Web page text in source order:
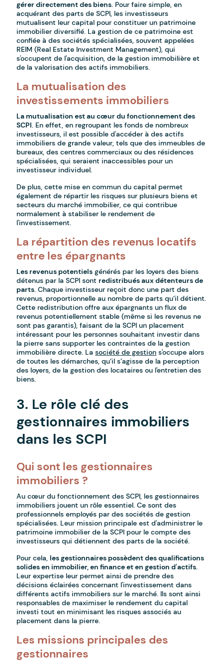
gérer directement des biens. Pour faire simple, en
acquérant des parts de SCPI, les investisseurs
mutualisent leur capital pour constituer un patrimoine
immobilier diversifié. La gestion de ce patrimoine est
confiée à des sociétés spécialisées, souvent appelées
REIM (Real Estate Investment Management), qui
s'occupent de l'acquisition, de la gestion immobilière et
de la valorisation des actifs immobiliers.
La mutualisation des
investissements immobiliers
La mutualisation est au cœur du fonctionnement des
SCPI. En effet, en regroupant les fonds de nombreux
investisseurs, il est possible d'accéder à des actifs
immobiliers de grande valeur, tels que des immeubles de
bureaux, des centres commerciaux ou des résidences
spécialisées, qui seraient inaccessibles pour un
investisseur individuel.
De plus, cette mise en commun du capital permet
également de répartir les risques sur plusieurs biens et
secteurs du marché immobilier, ce qui contribue
normalement à stabiliser le rendement de
l'investissement.
La répartition des revenus locatifs
entre les épargnants
Les revenus potentiels générés par les loyers des biens
détenus par la SCPI sontredistribués aux détenteurs de
parts. Chaque investisseur reçoit donc une part des
revenus, proportionnelle au nombre de parts qu’il détient.
Cette redistribution offre aux épargnants un flux de
revenus potentiellement stable (même si les revenus ne
sont pas garantis), faisant de la SCPI un placement
intéressant pour les personnes souhaitant investir dans
la pierre sans supporter les contraintes de la gestion
immobilière directe. Lasociété de gestion s'occupe alors
de toutes les démarches, qu’il s’agisse de la perception
des loyers, de la gestion des locataires ou l'entretien des
biens.
3. Le rôle clé des
gestionnaires immobiliers
dans les SCPI
Qui sont les gestionnaires
immobiliers ?
Au cœur du fonctionnement des SCPI, les gestionnaires
immobiliers jouent un rôle essentiel. Ce sont des
professionnels employés par des sociétés de gestion
spécialisées. Leur mission principale est d'administrer le
patrimoine immobilier de la SCPI pour le compte des
investisseurs qui détiennent des parts de la société.
Pour cela,les gestionnaires possèdent des qualifications
solides en immobilier, en finance et en gestion d'actifs.
Leur expertise leur permet ainsi de prendre des
décisions éclairées concernant l'investissement dans
différents actifs immobiliers sur le marché. Ils sont ainsi
responsables de maximiser le rendement du capital
investi tout en minimisant les risques associés au
placement dans la pierre.
Les missions principales des
gestionnaires